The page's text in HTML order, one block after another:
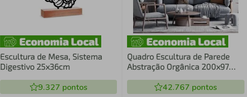
Escultura de Mesa, Sistema
Digestivo 25x36cm
9.327 pontos
Quadro Escultura de Parede
Abstração Orgânica 200x97
42.767 pontos